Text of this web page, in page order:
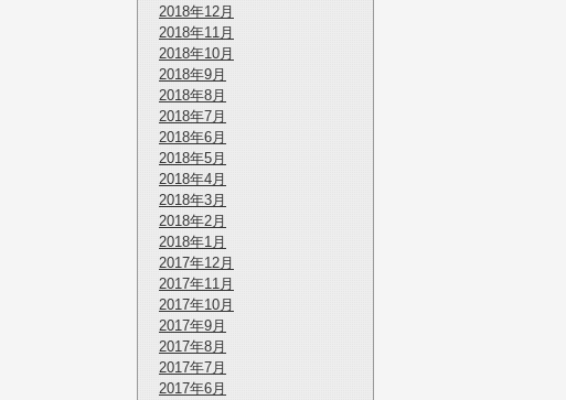
2018年12月
2018年11月
2018年10月
2018年9月
2018年8月
2018年7月
2018年6月
2018年5月
2018年4月
2018年3月
2018年2月
2018年1月
2017年12月
2017年11月
2017年10月
2017年9月
2017年8月
2017年7月
2017年6月